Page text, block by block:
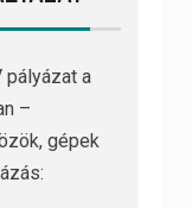
pályázat a
–
gépek